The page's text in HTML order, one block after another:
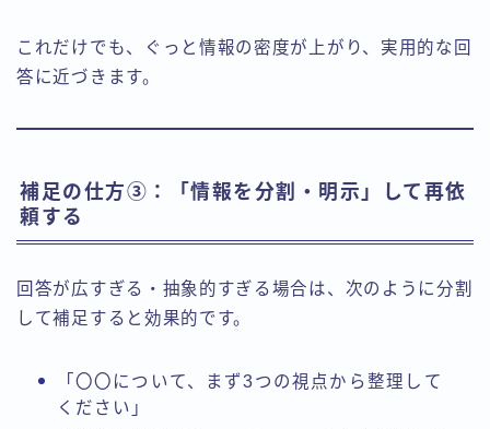
これだけでも、ぐっと情報の密度が上がり、実用的な回
答に近づきます。
補足の仕方③：「情報を分割・明示」して再依
頼する
回答が広すぎる・抽象的すぎる場合は、次のように分割
して補足すると効果的です。
「〇〇について、まず3つの視点から整理して
ください」